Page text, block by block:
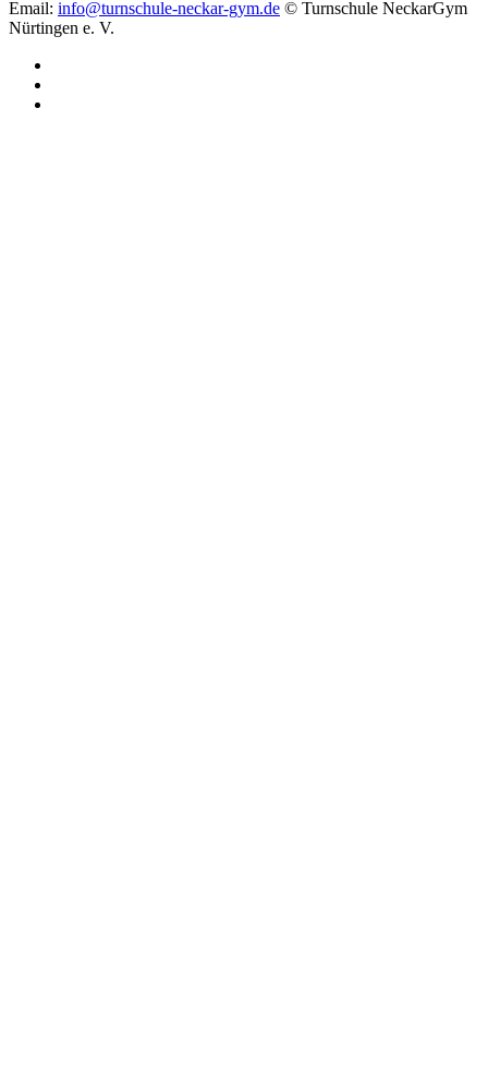
Email: info@turnschule-neckar-gym.de © Turnschule NeckarGym
Nürtingen e. V.